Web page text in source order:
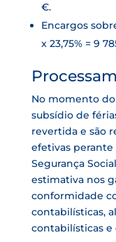
€.
Encargos
x 23,75% = 9
No momento
subsídio de
revertida e são
efetivas perante
Segurança
estimativa nos
conformidade
contabilísticas,
contabilísticas e